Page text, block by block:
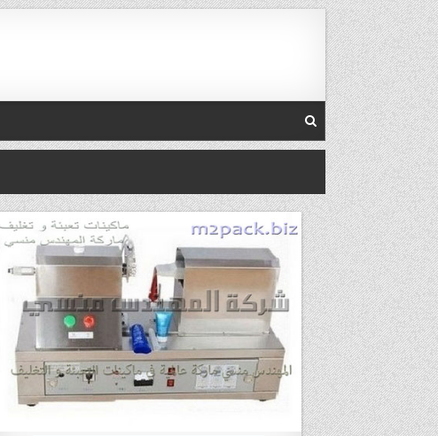
Skip to content